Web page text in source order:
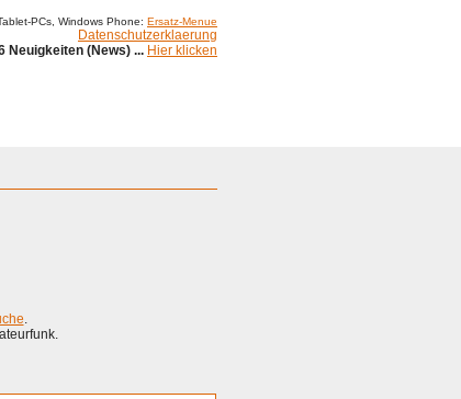
PCs, Windows Phone: Ersatz-Menue
Datenschutzerklaerung
Neuigkeiten (News) ... Hier klicken
.